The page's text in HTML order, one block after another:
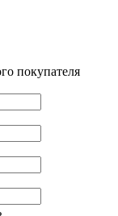
покупателя